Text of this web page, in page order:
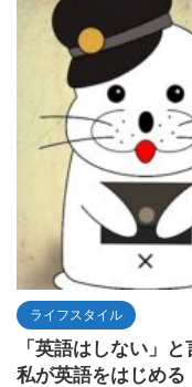
ライフスタイル
「英語はしない」
私が英語をはじめる